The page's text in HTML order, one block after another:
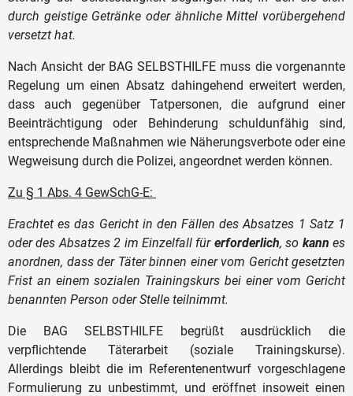
durch geistige Getränke oder ähnliche Mittel vorübergehend
versetzt hat.
Nach Ansicht der BAG SELBSTHILFE muss die vorgenannte
Regelung um einen Absatz dahingehend erweitert werden,
dass auch gegenüber Tatpersonen, die aufgrund einer
Beeinträchtigung oder Behinderung schuldunfähig sind,
entsprechende Maßnahmen wie Näherungsverbote oder eine
Wegweisung durch die Polizei, angeordnet werden können.
Zu § 1 Abs. 4 GewSchG-E:
Erachtet es das Gericht in den Fällen des Absatzes 1 Satz 1
oder des Absatzes 2 im Einzelfall für erforderlich, so kann es
anordnen, dass der Täter binnen einer vom Gericht gesetzten
Frist an einem sozialen Trainingskurs bei einer vom Gericht
benannten Person oder Stelle teilnimmt.
Die BAG SELBSTHILFE begrüßt ausdrücklich die
verpflichtende Täterarbeit (soziale Trainingskurse).
Allerdings bleibt die im Referentenentwurf vorgeschlagene
Formulierung zu unbestimmt, und eröffnet insoweit einen